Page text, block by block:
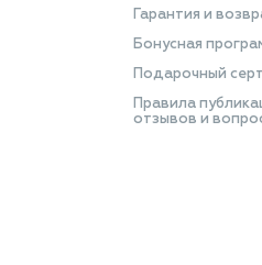
Гарантия и
Бонусная
Подарочный
Правила
отзывов и